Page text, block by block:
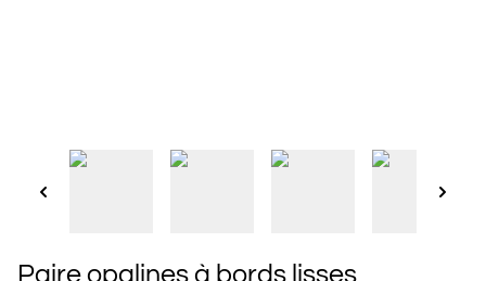
Paire opalines à bords lisses